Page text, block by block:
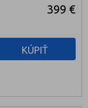
399 €
KÚPIŤ